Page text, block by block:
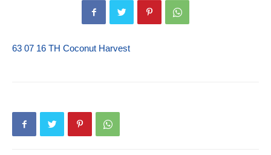
63 07 16 TH Coconut Harvest